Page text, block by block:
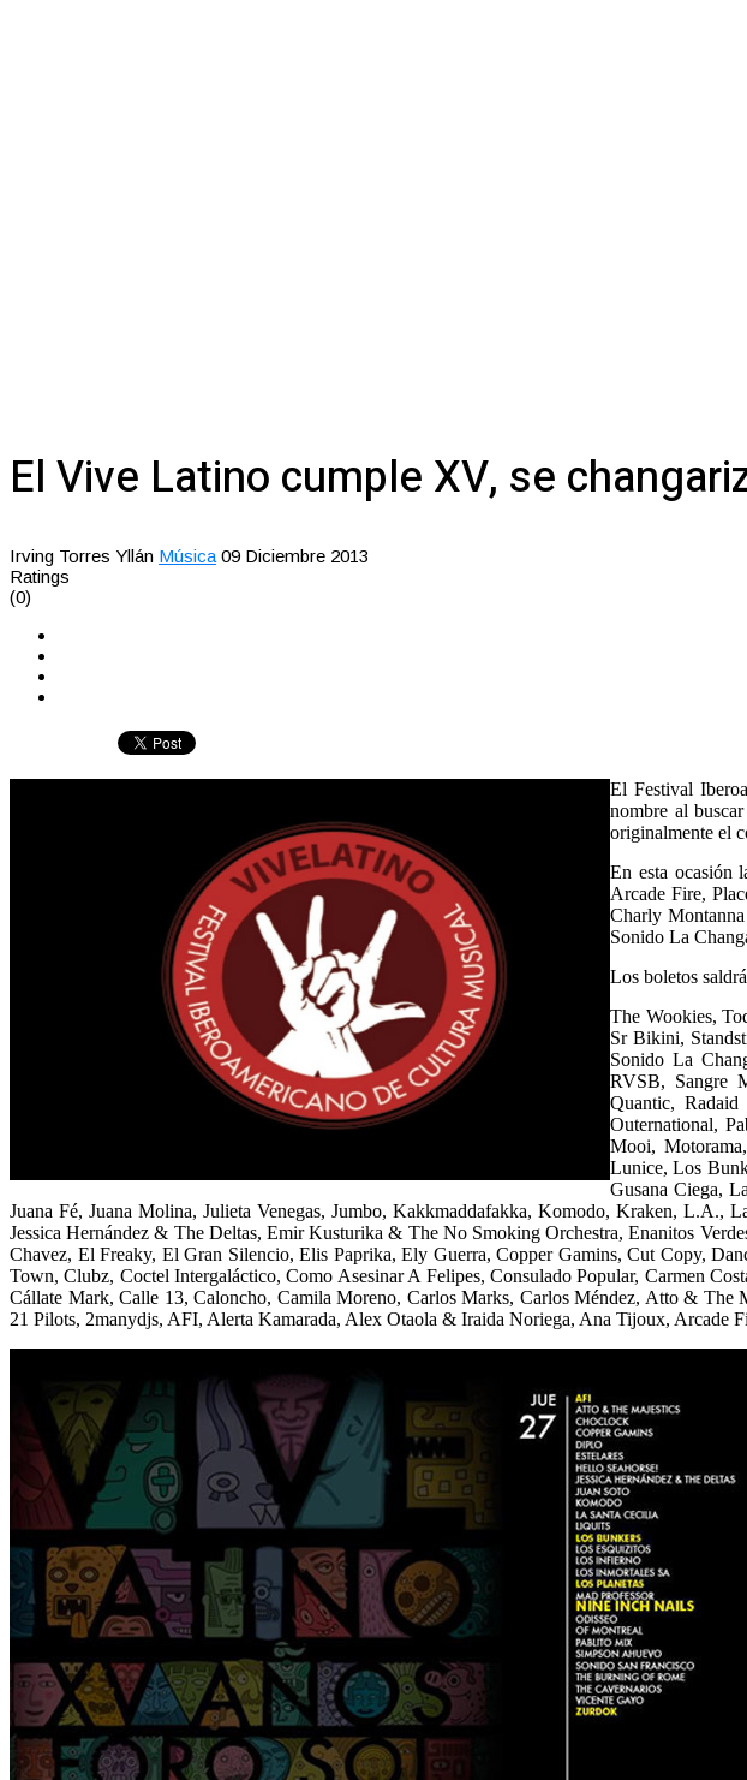
El Vive Latino cumple XV, se
Irving Torres Yllán Música 09 Diciembre 2013
Ratings
(0)
El Festival
nombre al
originalmente el
En esta ocasión
Arcade Fire,
Charly
Sonido La
Los boletos
The Wookies,
Sr Bikini,
Sonido La
RVSB, Sangre
Quantic,
Outernational,
Mooi,
Lunice, Los
Gusana Ciega,
Juana Fé, Juana Molina, Julieta Venegas, Jumbo, Kakkmaddafakka, Komodo, Kraken, L.A.,
Jessica Hernández & The Deltas, Emir Kusturika & The No Smoking Orchestra, Enanitos
Chavez, El Freaky, El Gran Silencio, Elis Paprika, Ely Guerra, Copper Gamins, Cut Copy,
Town, Clubz, Coctel Intergaláctico, Como Asesinar A Felipes, Consulado Popular, Carmen
Cállate Mark, Calle 13, Caloncho, Camila Moreno, Carlos Marks, Carlos Méndez, Atto &
21 Pilots, 2manydjs, AFI, Alerta Kamarada, Alex Otaola & Iraida Noriega, Ana Tijoux, Arcade